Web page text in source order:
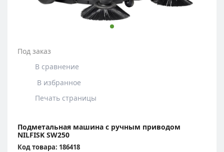
Под заказ
В сравнение
В избранное
Печать страницы
Подметальная машина с ручным приводом
NILFISK SW250
Код товара: 186418